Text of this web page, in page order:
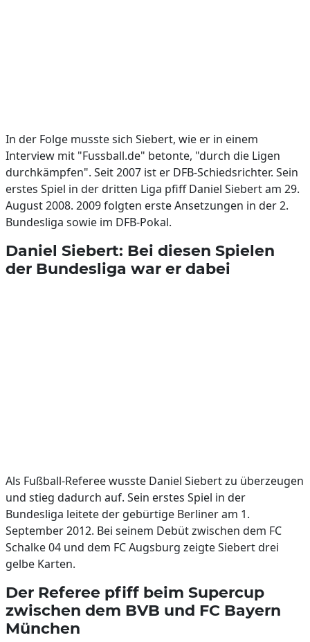
In der Folge musste sich Siebert, wie er in einem
Interview mit "Fussball.de" betonte, "durch die Ligen
durchkämpfen". Seit 2007 ist er DFB-Schiedsrichter. Sein
erstes Spiel in der dritten Liga pfiff Daniel Siebert am 29.
August 2008. 2009 folgten erste Ansetzungen in der 2.
Bundesliga sowie im DFB-Pokal.
Daniel Siebert: Bei diesen Spielen
der Bundesliga war er dabei
Als Fußball-Referee wusste Daniel Siebert zu überzeugen
und stieg dadurch auf. Sein erstes Spiel in der
Bundesliga leitete der gebürtige Berliner am 1.
September 2012. Bei seinem Debüt zwischen dem FC
Schalke 04 und dem FC Augsburg zeigte Siebert drei
gelbe Karten.
Der Referee pfiff beim Supercup
zwischen dem BVB und FC Bayern
München